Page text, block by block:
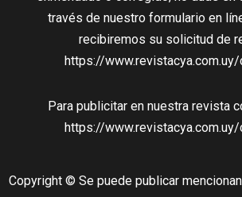
través de nuestro formulario en
recibiremos su solicitud de
https://
Para publicitar en nuestra revista
https://
Copyright © Se puede publicar